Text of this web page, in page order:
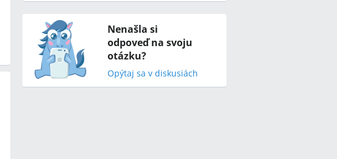
Nenašla si
odpoveď na svoju
otázku?
Opýtaj sa v diskusiách